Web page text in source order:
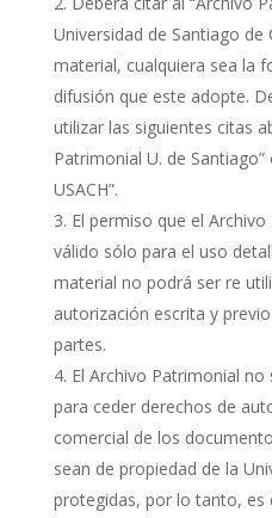
Universidad de Santiago de
material, cualquiera sea la
difusión que este adopte.
utilizar las siguientes citas
Patrimonial U. de
USACH”.
El permiso que el
válido sólo para el uso
material no podrá ser re
autorización escrita y
partes.
El Archivo Patrimonial
para ceder derechos de
comercial de los
sean de propiedad de la
protegidas, por lo tanto, es